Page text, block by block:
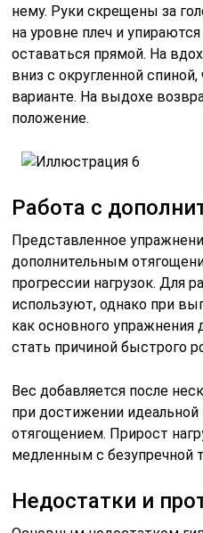
нему. Руки скрещены за
на уровне плеч и
оставаться прямой. На
вниз с округленной
варианте. На выдохе
положение.
Работа с
Представленное
дополнительным
прогрессии нагрузок. Для
используют, однако при
как основного
стать причиной быстрого
Вес добавляется после
при достижении
отягощением. Прирост
медленным с безупречной
Недостатки и